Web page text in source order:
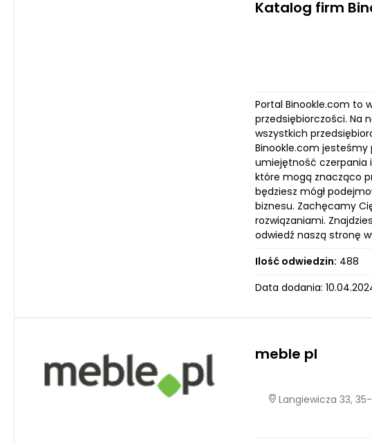
Katalog firm
Portal Binookle.com to
przedsiębiorczości. Na
wszystkich
Binookle.com jesteśmy
umiejętność czerpania
które mogą znacząco
będziesz mógł
biznesu. Zachęcamy
rozwiązaniami.
odwiedź naszą stronę
Ilość odwiedzin: 488
Data dodania:
meble pl
Langiewicza 33,